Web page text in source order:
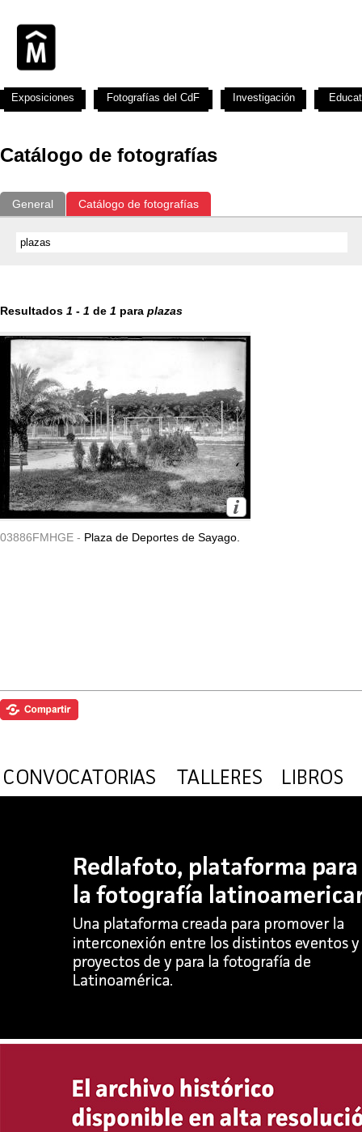
Catálogo de fotografías
General Catálogo de fotografías
Resultados 1 - 1 de 1 para plazas
03886FMHGE - Plaza de Deportes de Sayago.
Exposiciones Fotografías del CdF Investigación